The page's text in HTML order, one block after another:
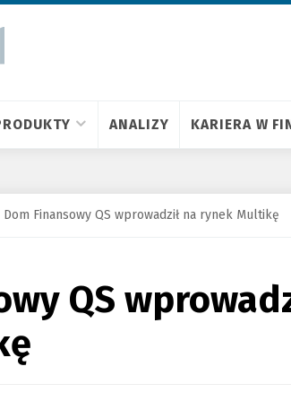
ANALIZY KARIERA W
Dom Finansowy QS wprowadził na rynek Multikę
QS